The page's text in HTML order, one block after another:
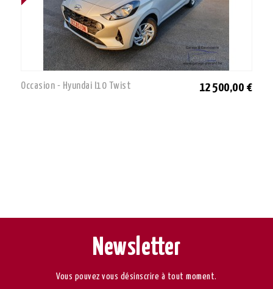
Occasion - Hyundai I10 Twist 12 500,00 €
Newsletter
Vous pouvez vous désinscrire à tout moment.